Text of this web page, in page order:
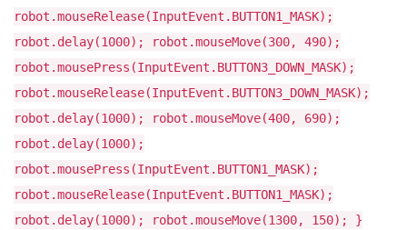
robot.mouseRelease(InputEvent.BUTTON1_MASK);
robot.delay(1000); robot.mouseMove(300, 490);
robot.mousePress(InputEvent.BUTTON3_DOWN_MASK);
robot.mouseRelease(InputEvent.BUTTON3_DOWN_MASK);
robot.delay(1000); robot.mouseMove(400, 690);
robot.delay(1000);
robot.mousePress(InputEvent.BUTTON1_MASK);
robot.mouseRelease(InputEvent.BUTTON1_MASK);
robot.delay(1000); robot.mouseMove(1300, 150); }